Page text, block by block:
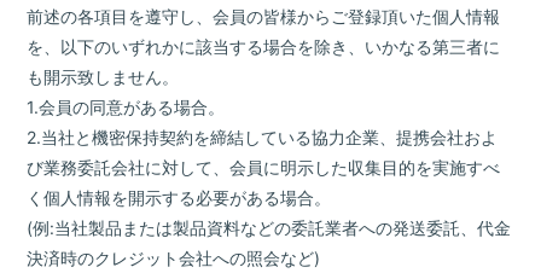
前述の各項目を遵守し、会員の皆様からご登録頂いた個人情報
を、以下のいずれかに該当する場合を除き、いかなる第三者に
も開示致しません。
1.会員の同意がある場合。
2.当社と機密保持契約を締結している協力企業、提携会社およ
び業務委託会社に対して、会員に明示した収集目的を実施すべ
く個人情報を開示する必要がある場合。
(例:当社製品または製品資料などの委託業者への発送委託、代金
決済時のクレジット会社への照会など)